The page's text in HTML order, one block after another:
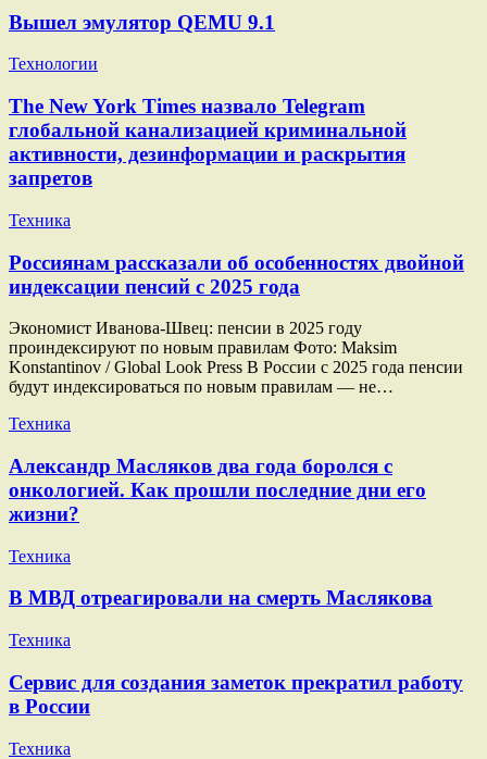
Вышел эмулятор QEMU 9.1
Технологии
The New York Times назвало Telegram
глобальной канализацией криминальной
активности, дезинформации и раскрытия
запретов
Техника
Россиянам рассказали об особенностях двойной
индексации пенсий с 2025 года
Экономист Иванова-Швец: пенсии в 2025 году
проиндексируют по новым правилам Фото: Maksim
Konstantinov / Global Look Press В России с 2025 года пенсии
будут индексироваться по новым правилам — не…
Техника
Александр Масляков два года боролся с
онкологией. Как прошли последние дни его
жизни?
Техника
В МВД отреагировали на смерть Маслякова
Техника
Сервис для создания заметок прекратил работу
в России
Техника